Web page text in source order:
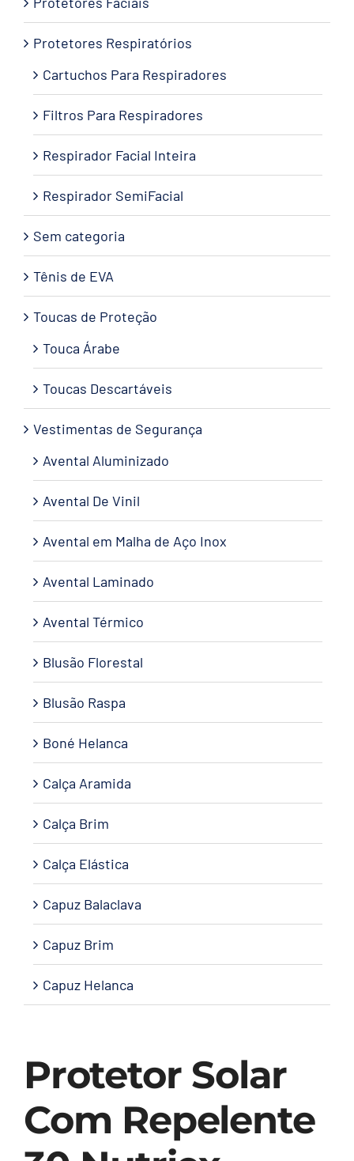
Protetor Solar
Com Repelente
Protetores Respiratórios
Cartuchos Para Respiradores
Filtros Para Respiradores
Respirador Facial Inteira
Respirador SemiFacial
Sem categoria
Tênis de EVA
Toucas de Proteção
Touca Árabe
Toucas Descartáveis
Vestimentas de Segurança
Avental Aluminizado
Avental De Vinil
Avental em Malha de Aço Inox
Avental Laminado
Avental Térmico
Blusão Florestal
Blusão Raspa
Boné Helanca
Calça Aramida
Calça Brim
Calça Elástica
Capuz Balaclava
Capuz Brim
Capuz Helanca